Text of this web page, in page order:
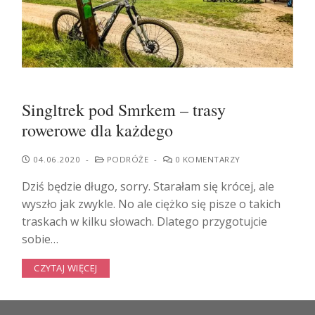
Singltrek pod Smrkem – trasy
rowerowe dla każdego
04.06.2020 - PODRÓŻE - 0 KOMENTARZY
Dziś będzie długo, sorry. Starałam się krócej, ale
wyszło jak zwykle. No ale ciężko się pisze o takich
traskach w kilku słowach. Dlatego przygotujcie
sobie…
CZYTAJ WIĘCEJ